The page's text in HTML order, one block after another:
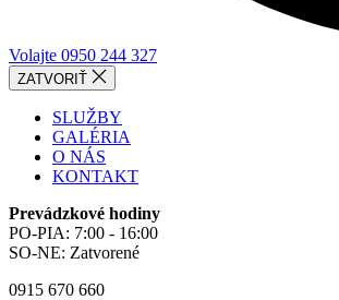
Volajte 0950 244 327
ZATVORIŤ
SLUŽBY
GALÉRIA
O NÁS
KONTAKT
Prevádzkové hodiny
PO-PIA: 7:00 - 16:00
SO-NE: Zatvorené
0915 670 660